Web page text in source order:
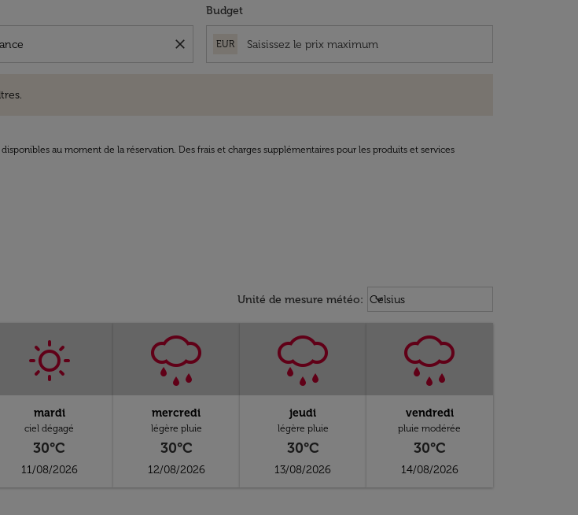
close
Budget
EUR
au moment de la réservation. Des frais et charges supplémentaires pour les produits et services
Unité de mesure météo: Weather unit option Celsius
Celsius
keyboard_arrow_down
mardi
ciel dégagé
30°C
11/08/2026
mercredi
légère pluie
30°C
12/08/2026
jeudi
légère pluie
30°C
13/08/2026
vendredi
pluie modérée
30°C
14/08/2026